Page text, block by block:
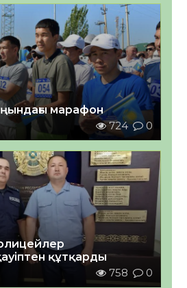
марафон
724 0
құтқарды
758 0